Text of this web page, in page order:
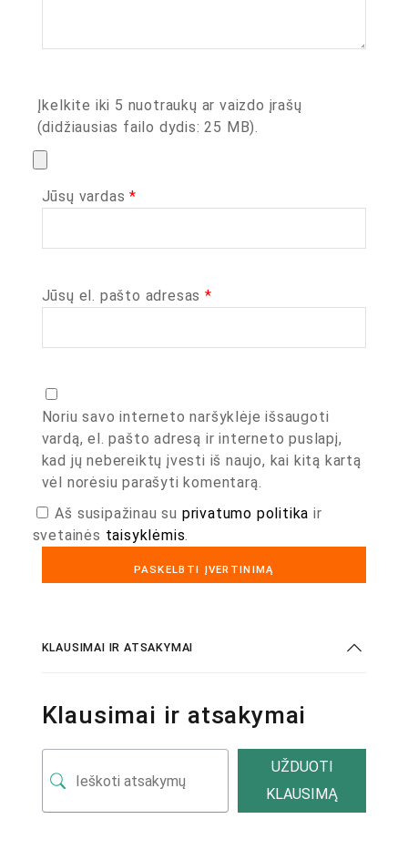
Įkelkite iki 5 nuotraukų ar vaizdo įrašų
(didžiausias failo dydis: 25 MB).
Jūsų vardas*
Jūsų el. pašto adresas *
Noriu savo interneto naršyklėje išsaugoti
vardą, el. pašto adresą ir interneto puslapį,
kad jų nebereiktų įvesti iš naujo, kai kitą kartą
vėl norėsiu parašyti komentarą.
Aš susipažinau su privatumo politika ir
svetainės taisyklėmis.
KLAUSIMAI IR ATSAKYMAI
Klausimai ir atsakymai
UŽDUOTI
KLAUSIMĄ